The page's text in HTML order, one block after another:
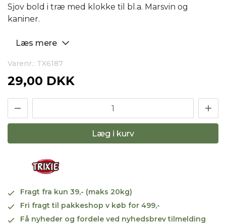
Sjov bold i træ med klokke til bl.a. Marsvin og
kaniner.
Læs mere
Varenr.: TX6187
29,00 DKK
Læg i kurv
Fragt fra kun 39,- (maks 20kg)
Fri fragt til pakkeshop v køb for 499,-
Få nyheder og fordele ved nyhedsbrev tilmelding